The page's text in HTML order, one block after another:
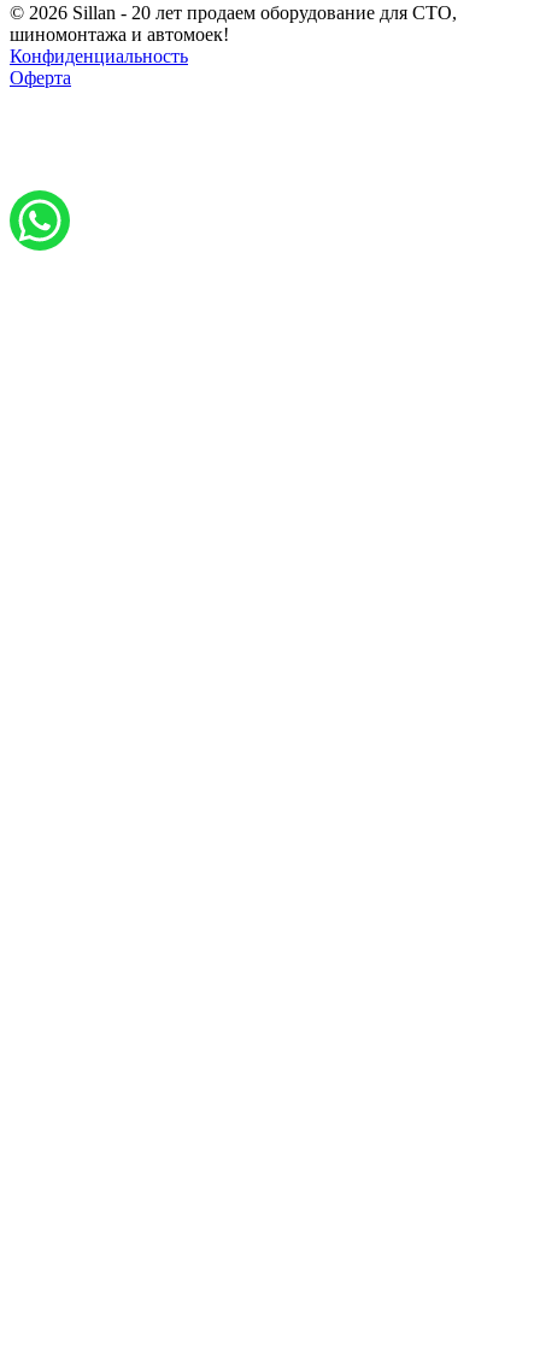
© 2026 Sillan - 20 лет продаем оборудование для СТО,
шиномонтажа и автомоек!
Конфиденциальность
Оферта